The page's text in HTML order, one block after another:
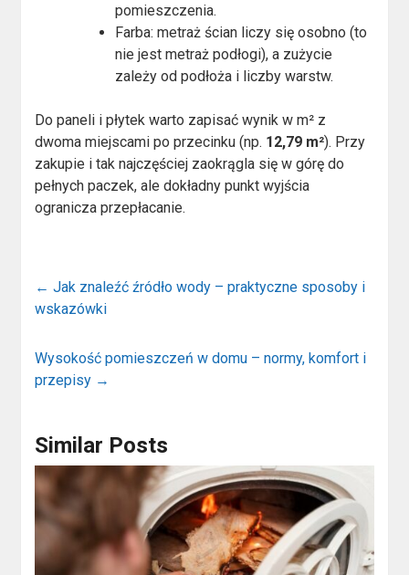
pomieszczenia.
Farba: metraż ścian liczy się osobno (to
nie jest metraż podłogi), a zużycie
zależy od podłoża i liczby warstw.
Do paneli i płytek warto zapisać wynik w m² z
dwoma miejscami po przecinku (np. 12,79 m²). Przy
zakupie i tak najczęściej zaokrągla się w górę do
pełnych paczek, ale dokładny punkt wyjścia
ogranicza przepłacanie.
← Jak znaleźć źródło wody – praktyczne sposoby i
wskazówki
Wysokość pomieszczeń w domu – normy, komfort i
przepisy →
Similar Posts